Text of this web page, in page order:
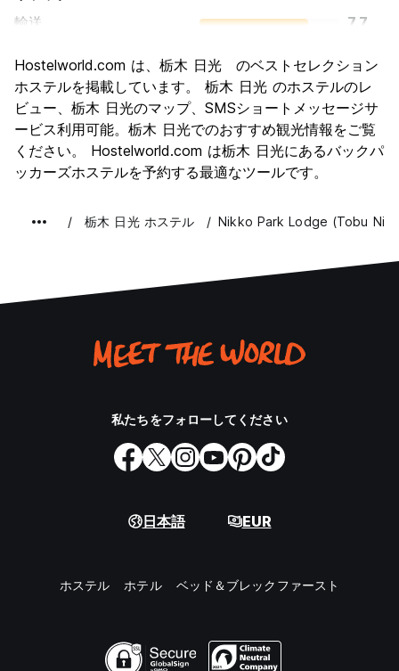
輸送
7.7
文化
9.4
ナイトライフ
4.3
コストパフォーマンス
8.4
Hostelworld.com は、栃木 日光 のベストセレクション
ホステルを掲載しています。 栃木 日光 のホステルのレ
ビュー、栃木 日光のマップ、SMSショートメッセージサ
ービス利用可能。栃木 日光でのおすすめ観光情報をご覧
ください。 Hostelworld.com は栃木 日光にあるバックパ
ッカーズホステルを予約する最適なツールです。
栃木 日光 ホステル Nikko Park Lodge (Tobu
私たちをフォローしてください
日本語 EUR
ホステル ホテル ベッド＆ブレックファースト